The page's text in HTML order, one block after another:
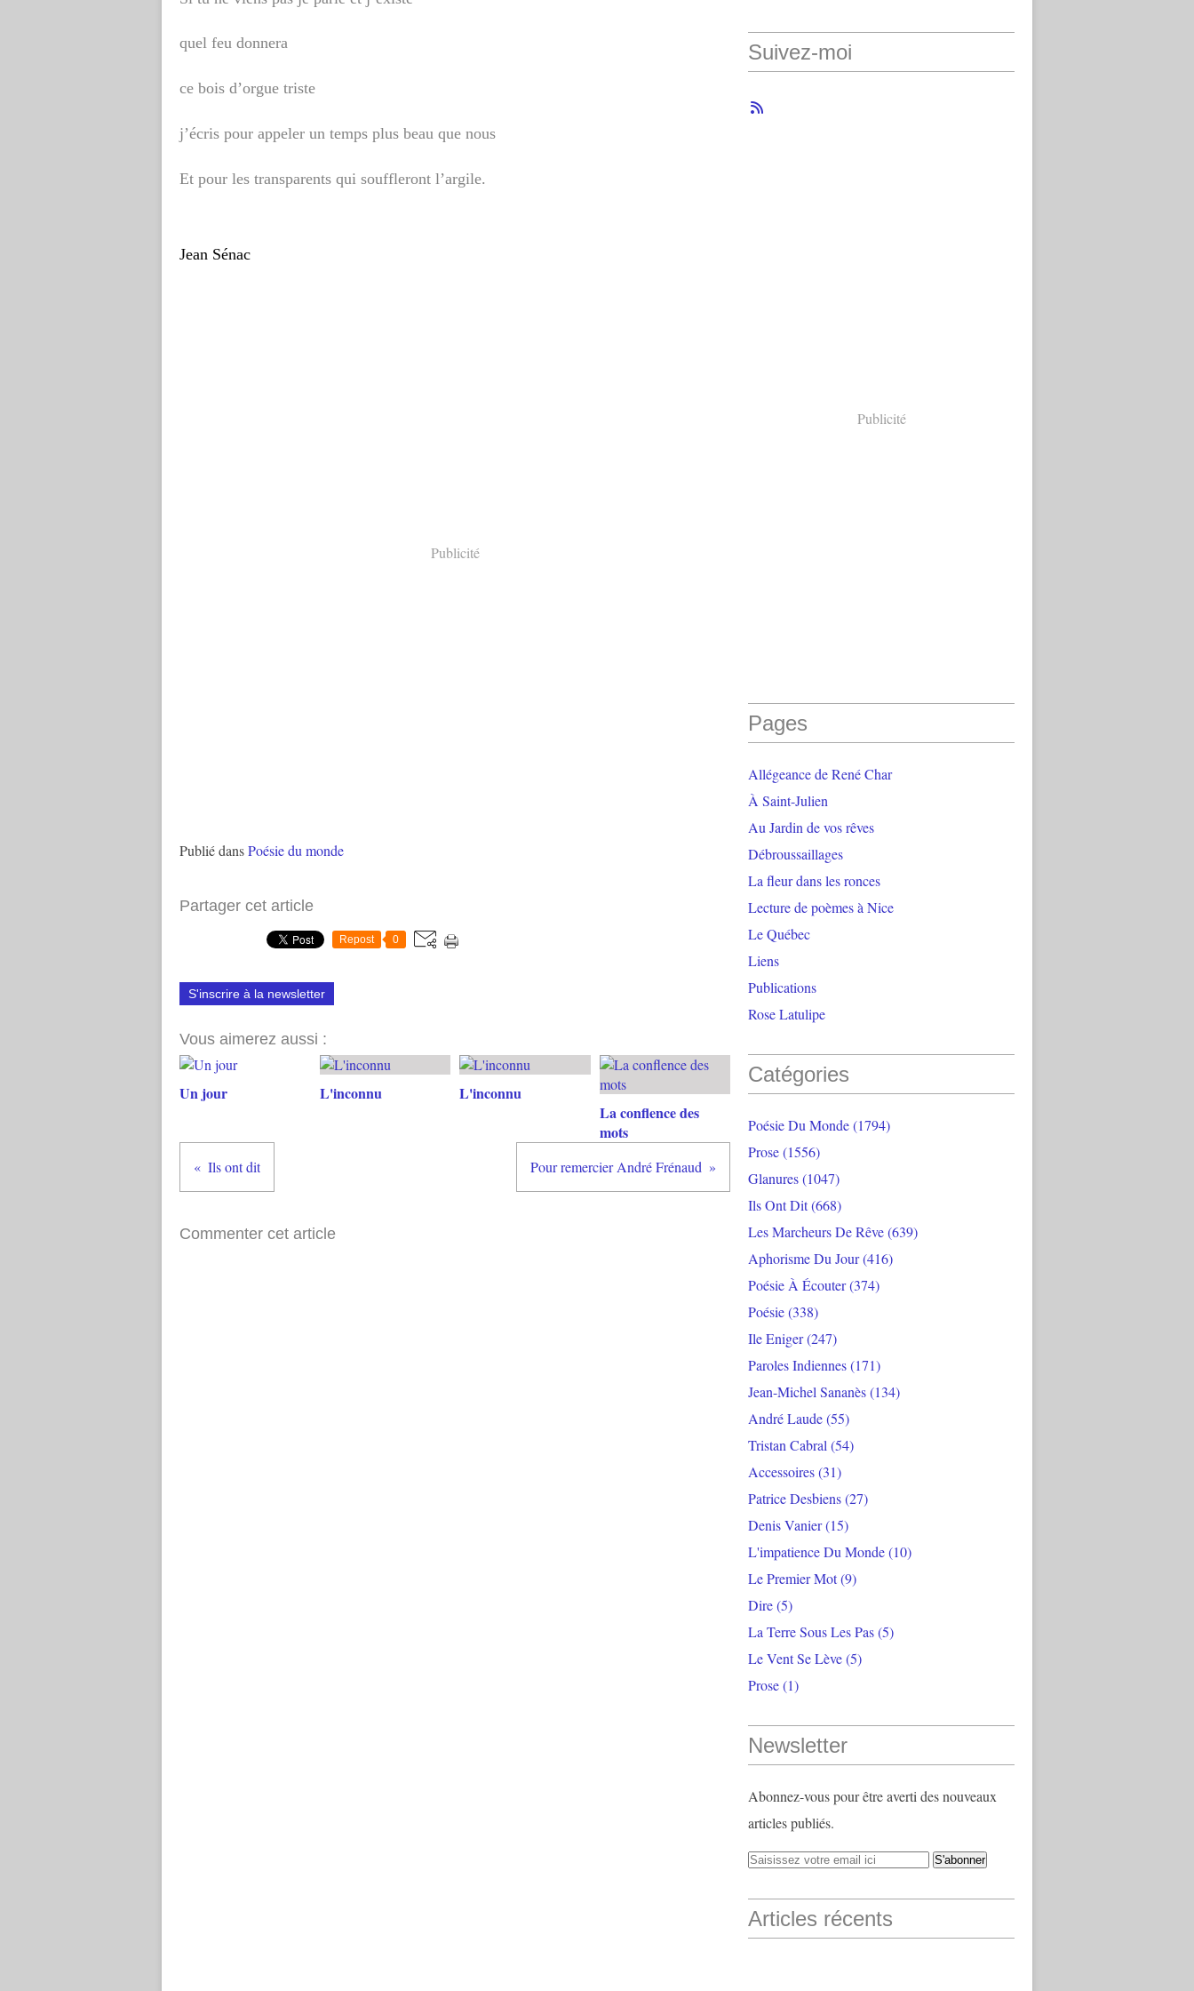
quel feu donnera
ce bois d’orgue triste
j’écris pour appeler un temps plus beau que nous
Et pour les transparents qui souffleront l’argile.
Jean Sénac
Publicité
Publié dansPoésie du monde
Partager cet article
Repost 0
S'inscrire à la newsletter
Vous aimerez aussi :
Un jour L'inconnu
L'inconnu
La conflence des
mots
Ils ont dit Pour remercier André Frénaud
Commenter cet article
Suivez-moi
Publicité
Pages
Allégeance de René Char
À Saint-Julien
Au Jardin de vos rêves
Débroussaillages
La fleur dans les ronces
Lecture de poèmes à Nice
Le Québec
Liens
Publications
Rose Latulipe
Catégories
Poésie Du Monde(1794)
Prose(1556)
Glanures(1047)
Ils Ont Dit(668)
Les Marcheurs De Rêve(639)
Aphorisme Du Jour(416)
Poésie À Écouter(374)
Poésie(338)
Ile Eniger(247)
Paroles Indiennes(171)
Jean-Michel Sananès(134)
André Laude(55)
Tristan Cabral (54)
Accessoires(31)
Patrice Desbiens(27)
Denis Vanier(15)
L'impatience Du Monde(10)
Le Premier Mot(9)
Dire(5)
La Terre Sous Les Pas(5)
Le Vent Se Lève(5)
Prose(1)
Newsletter
Abonnez-vous pour être averti des nouveaux
articles publiés.
Articles récents